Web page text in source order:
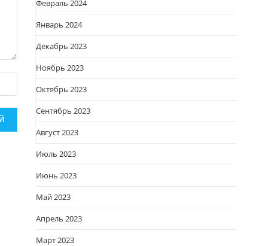
Февраль 2024
Январь 2024
Декабрь 2023
Ноябрь 2023
Октябрь 2023
Сентябрь 2023
Август 2023
Июль 2023
Июнь 2023
Май 2023
Апрель 2023
Март 2023